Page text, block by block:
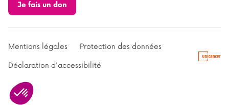
Je fais un don
Mentions légales Protection des données
Déclaration d'accessibilité